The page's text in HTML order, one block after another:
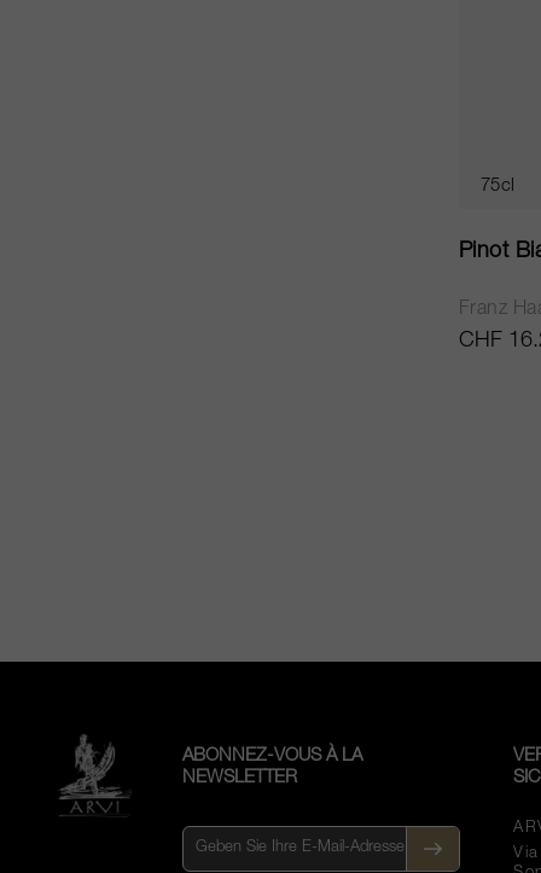
75cl
Pinot
Franz
CHF
ABONNEZ-VOUS À LA
NEWSLETTER